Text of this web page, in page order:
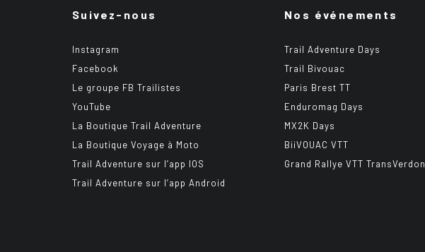
Suivez-nous
Instagram
Facebook
Le groupe FB Trailistes
YouTube
La Boutique Trail Adventure
La Boutique Voyage à Moto
Trail Adventure sur l’app IOS
Trail Adventure sur l’app Android
Nos événements
Trail Adventure Days
Trail Bivouac
Paris Brest TT
Enduromag Days
MX2K Days
BiiVOUAC VTT
Grand Rallye VTT TransVerdon